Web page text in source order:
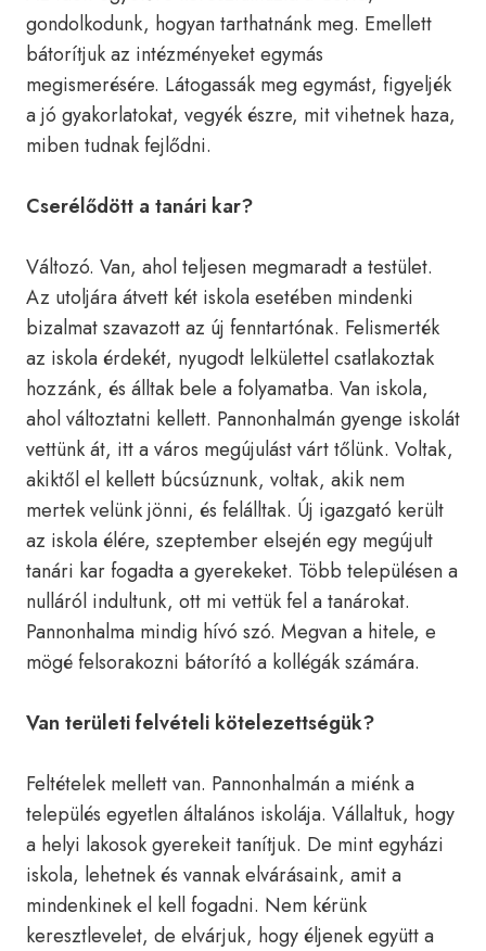
gondolkodunk, hogyan tarthatnánk meg. Emellett
bátorítjuk az intézményeket egymás
megismerésére. Látogassák meg egymást, figyeljék
a jó gyakorlatokat, vegyék észre, mit vihetnek haza,
miben tudnak fejlődni.
Cserélődött a tanári kar?
Változó. Van, ahol teljesen megmaradt a testület.
Az utoljára átvett két iskola esetében mindenki
bizalmat szavazott az új fenntartónak. Felismerték
az iskola érdekét, nyugodt lelkülettel csatlakoztak
hozzánk, és álltak bele a folyamatba. Van iskola,
ahol változtatni kellett. Pannonhalmán gyenge iskolát
vettünk át, itt a város megújulást várt tőlünk. Voltak,
akiktől el kellett búcsúznunk, voltak, akik nem
mertek velünk jönni, és felálltak. Új igazgató került
az iskola élére, szeptember elsején egy megújult
tanári kar fogadta a gyerekeket. Több településen a
nulláról indultunk, ott mi vettük fel a tanárokat.
Pannonhalma mindig hívó szó. Megvan a hitele, e
mögé felsorakozni bátorító a kollégák számára.
Van területi felvételi kötelezettségük?
Feltételek mellett van. Pannonhalmán a miénk a
település egyetlen általános iskolája. Vállaltuk, hogy
a helyi lakosok gyerekeit tanítjuk. De mint egyházi
iskola, lehetnek és vannak elvárásaink, amit a
mindenkinek el kell fogadni. Nem kérünk
keresztlevelet, de elvárjuk, hogy éljenek együtt a